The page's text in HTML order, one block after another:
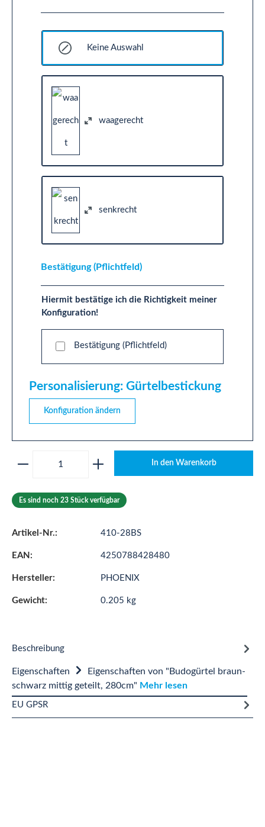
Keine Auswahl
waagerecht
senkrecht
Bestätigung (Pflichtfeld)
Hiermit bestätige ich die Richtigkeit meiner
Konfiguration!
Bestätigung (Pflichtfeld)
Personalisierung: Gürtelbestickung
Konfiguration ändern
Produkt Anzahl: Gib den gewünschten
In den Warenkorb
Es sind noch 23 Stück verfügbar
Artikel-Nr.: 410-28BS
EAN: 4250788428480
Hersteller: PHOENIX
Gewicht: 0.205 kg
Beschreibung
Eigenschaften
Eigenschaften von "Budogürtel braun-
schwarz mittig geteilt, 280cm" Mehr lesen
EU GPSR